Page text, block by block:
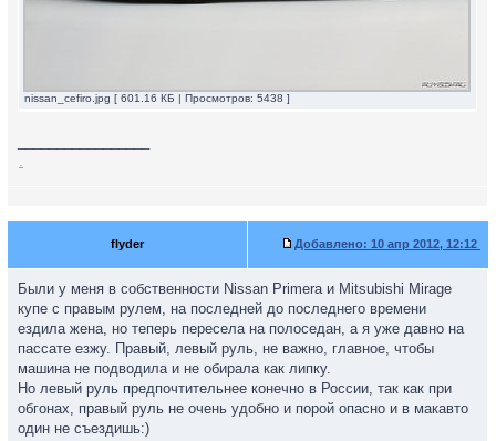
nissan_cefiro.jpg [ 601.16 КБ | Просмотров: 5438 ]
.
flyder Добавлено: 10 апр 2012, 12:12
Были у меня в собственности Nissan Primera и Mitsubishi Mirage
купе c правым рулем, на последней до последнего времени
ездила жена, но теперь пересела на полоседан, а я уже давно на
пассате езжу. Правый, левый руль, не важно, главное, чтобы
машина не подводила и не обирала как липку.
Но левый руль предпочтительнее конечно в России, так как при
обгонах, правый руль не очень удобно и порой опасно и в макавто
один не съездишь:)